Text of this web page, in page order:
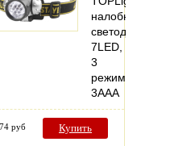
налобный
светодиодный,
7LED,
3
режима,
3ААА
руб Купить